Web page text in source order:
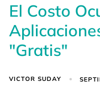
El Costo
"Gratis"
VICTOR SUDAY